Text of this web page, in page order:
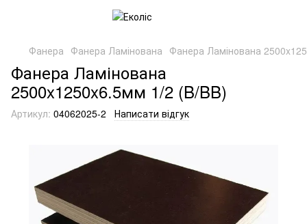
Фанера Фанера Ламінована Фанера Ламінована
Фанера Ламінована
2500x1250x6.5мм 1/2 (B/BB)
Артикул: 04062025-2 Написати відгук